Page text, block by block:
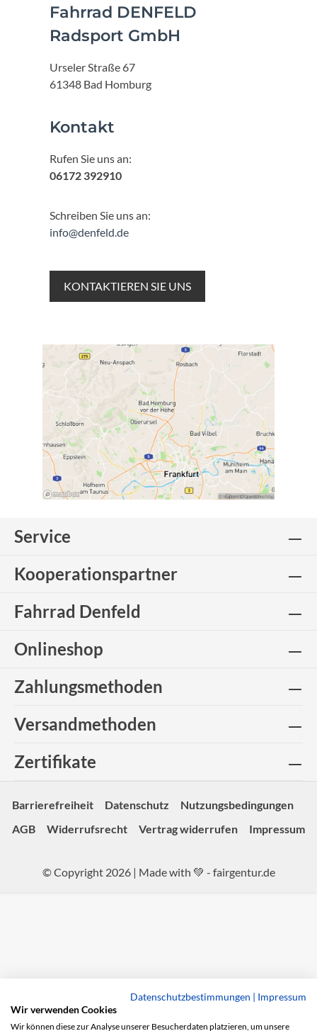
Fahrrad DENFELD
Radsport GmbH
Urseler Straße 67
61348 Bad Homburg
Kontakt
Rufen Sie uns an:
06172 392910
Schreiben Sie uns an:
info@denfeld.de
KONTAKTIEREN SIE UNS
Service
Kooperationspartner
Fahrrad Denfeld
Onlineshop
Zahlungsmethoden
Versandmethoden
Zertifikate
Barrierefreiheit Datenschutz
Nutzungsbedingungen
AGB
Widerrufsrecht Vertrag widerrufen Impressum
© Copyright 2026 | Made with 💚 - fairgentur.de
Datenschutzbestimmungen | Impressum
Wir verwenden Cookies
Wir können diese zur Analyse unserer Besucherdaten platzieren, um unsere